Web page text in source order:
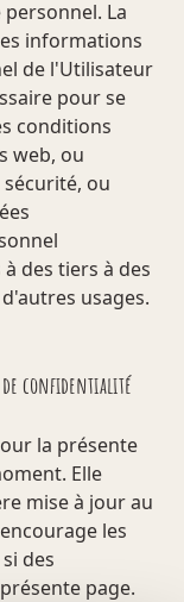
La
informations
de l'Utilisateur
pour se
conditions
web, ou
ou
des tiers à des
usages.
de confidentialité
la présente
Elle
mise à jour au
les
des
page.